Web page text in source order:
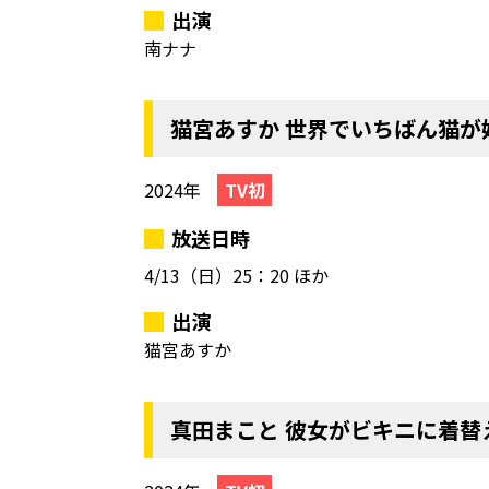
出演
南ナナ
猫宮あすか 世界でいちばん猫が
2024年 TV初
放送日時
4/13（日） 25：20 ほか
出演
猫宮あすか
真田まこと 彼女がビキニに着替